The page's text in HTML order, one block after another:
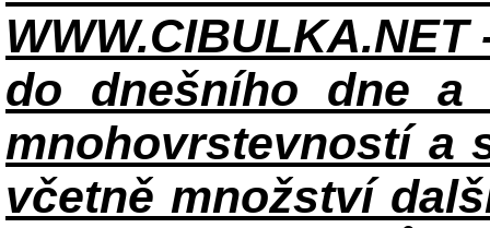
do dnešního dne
mnohovrstevností a
včetně množství